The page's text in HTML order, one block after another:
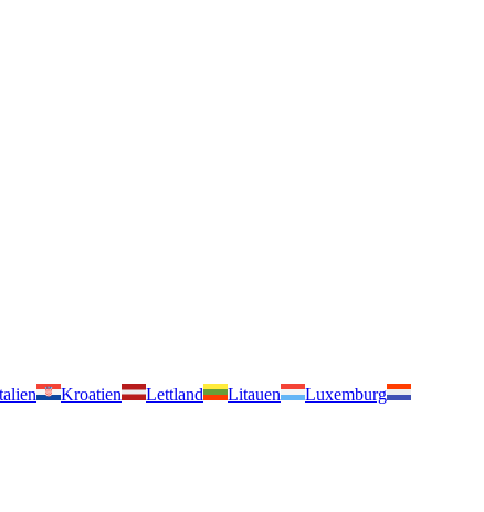
Kroatien Lettland Litauen
Luxemburg